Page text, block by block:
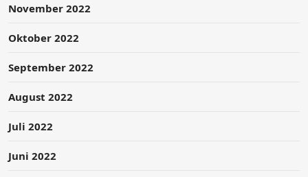
November 2022
Oktober 2022
September 2022
August 2022
Juli 2022
Juni 2022